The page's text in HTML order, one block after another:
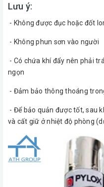
Lưu ý:
- Không được đục hoặc đốt
- Không phun sơn vào người
- Có chứa khí đẩy nên phải
ngọn
- Đảm bảo thông thoáng
- Để bảo quản được tốt, sau
và cất giữ ở nhiệt độ phòng